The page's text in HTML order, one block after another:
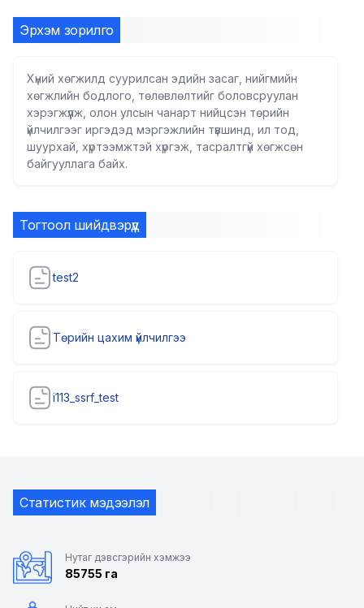
Эрхэм зорилго
Хүний хөгжилд суурилсан эдийн засаг, нийгмийн
хөгжлийн бодлого, төлөвлөлтийг боловсруулан
хэрэгжүүлж, олон улсын чанарт нийцсэн төрийн
үйлчилгээг иргэдэд мэргэжлийн түвшинд, ил тод,
шуурхай, хүртээмжтэй хүргэж, тасралтгүй хөгжсөн
байгууллага байх.
Тогтоол шийдвэрүүд
test2
Төрийн цахим үйлчилгээ
i113_ssrf_test
Статистик мэдээлэл
Нутаг дэвсгэрийн хэмжээ
85755 га